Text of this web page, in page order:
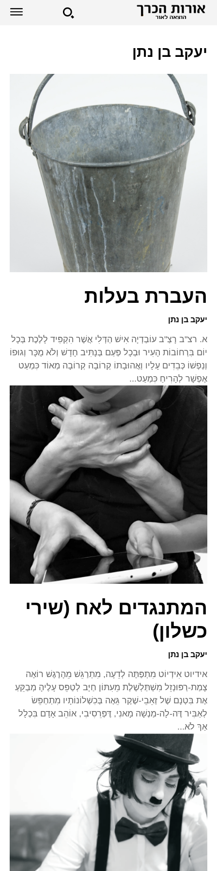
יעקב בן נתן
העברת בעלות
יעקב בן נתן
א. רצ"ב רָצַ"ב עוֹבַדְיָה אִישׁ הַדְּלִי אֲשֶׁר הִקְפִּיד לָלֶכֶת בְּכָל
יוֹם בִּרְחוֹבוֹת הָעִיר וּבְכָל פַּעַם בְּנָתִּיב חָדָשׁ וְלֹא מֻכָּר וְגוּפוֹ
וְנַפְשׁוֹ כְּבֵדִים עָלָיו וַאֲהוּבָתוֹ קְרוֹבָה קְרוֹבָה מְאוֹד כִּמְעַט
אֶפְשָׁר לְהָרִיחַ כִּמְעַט...
המתנגדים לאח (שירי
כשלון)
יעקב בן נתן
אידיוט אִידְיוֹט מִתְפַּתֶּה לְדֵעָה, מִתְרַגֵּשׁ מֵהָרֶגֶשׁ רוֹאֶה
צָמַת-רַפּוּנְזֵל מִשְׁתַּלְשֶׁלֶת מֵעִתּוֹן חַיָּב לְטַפֵּס עָלֶיהָ מְבַקֵּעַ
אֶת בִּטְנָם שֶׁל זְאֵבֵי-שֶׁקֶר גֵּאֶה בְּכִשְׁלוֹנוֹתָיו מִתְחַפֵּשׂ
לְאַבִּיר דֶּה-לָה-מַנְשָׁה מָאנִי, דֶּפְּרֵסִיבִי, אוֹהֵב אָדָם בִּכְלָל
אַךְ לֹא...